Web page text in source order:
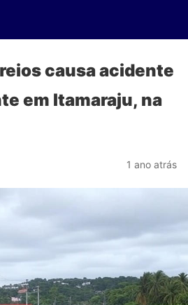
causa acidente
em Itamaraju, na
1 ano atrás